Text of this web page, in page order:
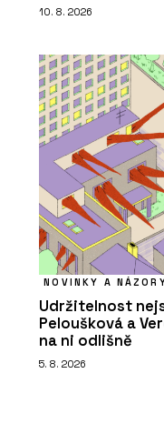
10. 8. 2026
NOVINKY A
Udržitelnost
Peloušková a
na ni odlišně
5. 8. 2026